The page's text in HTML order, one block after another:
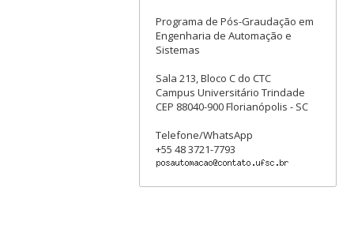
Programa de Pós-Graudação em
Engenharia de Automação e
Sistemas
Sala 213, Bloco C do CTC
Campus Universitário Trindade
CEP 88040-900 Florianópolis - SC
Telefone/WhatsApp
+55 48 3721-7793